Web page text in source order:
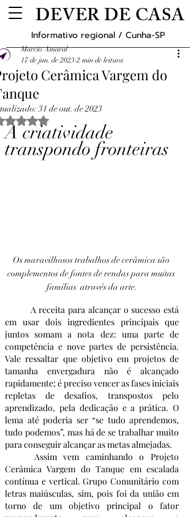
DEVER DE CASA
Informativo regional / Cunha-SP
Cerâmica Vargem do
Marcio Amaral
17 de jun. de 2023 2 min de leitura
31 de out. de 2023
Avaliado com NaN de 5 estrelas.
A criatividade
transpondo fronteiras
Os maravilhosos trabalhos de cerâmica são
complementos de fontes de rendas para muitas
famílias  através da arte.
em usar dois ingredientes principais que
juntos somam a nota dez: uma parte de
competência e nove partes de persistência.
Vale ressaltar que objetivo em projetos de
tamanha envergadura não é alcançado
rapidamente; é preciso vencer as fases iniciais
repletas de desafios, transpostos pelo
aprendizado, pela dedicação e a prática. O
lema até poderia ser “se tudo aprendemos,
tudo podemos”, mas há de se trabalhar muito
para conseguir alcançar as metas almejadas.
Cerâmica Vargem do Tanque em escalada
contínua e vertical. Grupo Comunitário com
letras maiúsculas, sim, pois foi da união em
torno de um objetivo principal o fator